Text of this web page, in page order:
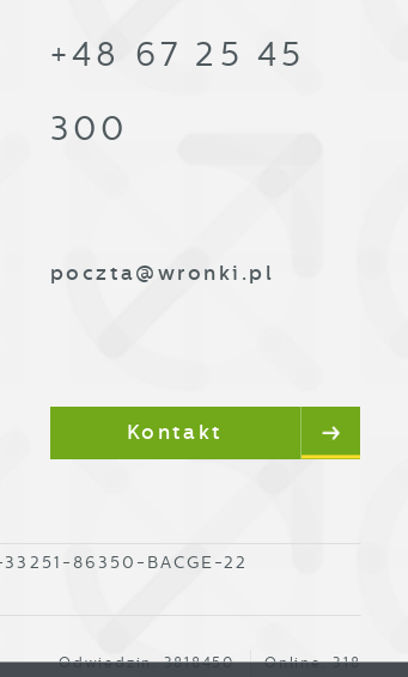
+48 67 25 45
300
poczta@wronki.pl
Kontakt
33251-86350-BACGE-22
Odwiedzin: 3818450 Online: 318